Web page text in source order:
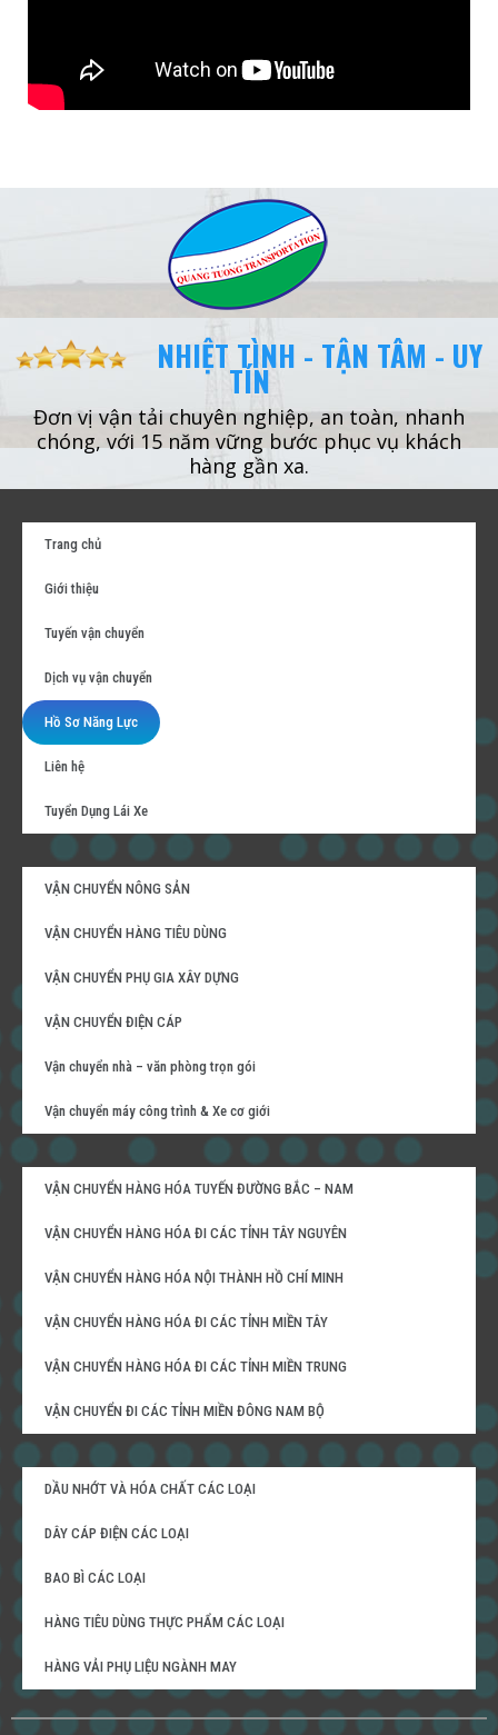
NHIỆT TÌNH - TẬN TÂM - UY
TÍN
Đơn vị vận tải chuyên nghiệp, an toàn, nhanh
chóng, với 15 năm vững bước phục vụ khách
hàng gần xa.
Trang chủ
Giới thiệu
Tuyến vận chuyển
Dịch vụ vận chuyển
Hồ Sơ Năng Lực
Liên hệ
Tuyển Dụng Lái Xe
VẬN CHUYỂN NÔNG SẢN
VẬN CHUYỂN HÀNG TIÊU DÙNG
VẬN CHUYỂN PHỤ GIA XÂY DỰNG
VẬN CHUYỂN ĐIỆN CÁP
Vận chuyển nhà – văn phòng trọn gói
Vận chuyển máy công trình & Xe cơ giới
VẬN CHUYỂN HÀNG HÓA TUYẾN ĐƯỜNG BẮC – NAM
VẬN CHUYỂN HÀNG HÓA ĐI CÁC TỈNH TÂY NGUYÊN
VẬN CHUYỂN HÀNG HÓA NỘI THÀNH HỒ CHÍ MINH
VẬN CHUYỂN HÀNG HÓA ĐI CÁC TỈNH MIỀN TÂY
VẬN CHUYỂN HÀNG HÓA ĐI CÁC TỈNH MIỀN TRUNG
VẬN CHUYỂN ĐI CÁC TỈNH MIỀN ĐÔNG NAM BỘ
DẦU NHỚT VÀ HÓA CHẤT CÁC LOẠI
DÂY CÁP ĐIỆN CÁC LOẠI
BAO BÌ CÁC LOẠI
HÀNG TIÊU DÙNG THỰC PHẨM CÁC LOẠI
HÀNG VẢI PHỤ LIỆU NGÀNH MAY